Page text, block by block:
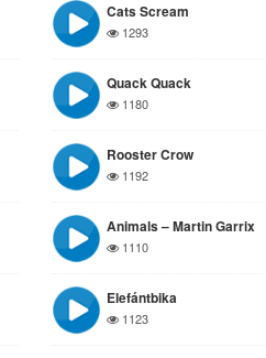
Cats Scream
1293
Quack Quack
1180
Rooster Crow
1192
Animals – Martin Garrix
1110
Elefántbika
1123